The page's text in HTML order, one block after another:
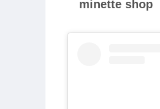
minette shop